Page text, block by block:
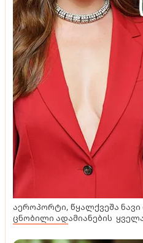
აეროპორტი, წყალქვეშა ნავი
ცნობილი ადამიანების